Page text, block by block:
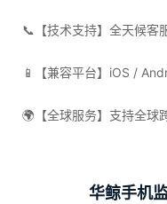
📞【技术支持】全天候客
📱【兼容平台】iOS /
🌍【全球服务】支持全球
华鲸手机